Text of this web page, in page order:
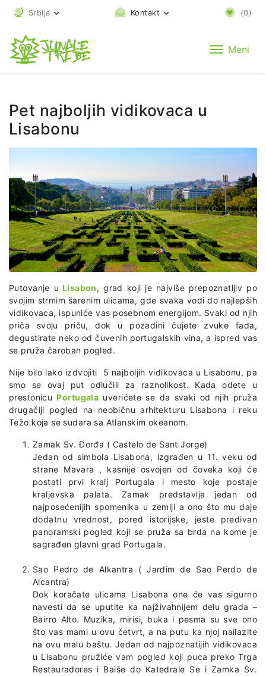
Srbija Kontakt (0)
Meni
Pet najboljih vidikovaca u
Lisabonu
Putovanje u Lisabon, grad koji je najviše prepoznatljiv po
svojim strmim šarenim ulicama, gde svaka vodi do najlepših
vidikovaca, ispuniće vas posebnom energijom. Svaki od njih
priča svoju priču, dok u pozadini čujete zvuke fada,
degustirate neko od čuvenih portugalskih vina, a ispred vas
se pruža čaroban pogled.
Nije bilo lako izdvojiti 5 najboljih vidikovaca u Lisabonu, pa
smo se ovaj put odlučili za raznolikost. Kada odete u
prestonicuPortugala uverićete se da svaki od njih pruža
drugačiji pogled na neobičnu arhitekturu Lisabona i reku
Težo koja se sudara sa Atlanskim okeanom.
Zamak Sv. Đorđa ( Castelo de Sant Jorge)
Jedan od simbola Lisabona, izgrađen u 11. veku od
strane Mavara , kasnije osvojen od čoveka koji će
postati prvi kralj Portugala i mesto koje postaje
kraljevska palata. Zamak predstavlja jedan od
najposećenijih spomenika u zemlji a ono što mu daje
dodatnu vrednost, pored istorijske, jeste predivan
panoramski pogled koji se pruža sa brda na kome je
sagrađen glavni grad Portugala.
Sao Pedro de Alkantra ( Jardim de Sao Perdo de
Alcantra)
Dok koračate ulicama Lisabona one će vas sigurno
navesti da se uputite ka najživahnijem delu grada –
Bairro Alto. Muzika, mirisi, buka i pesma su sve ono
što vas mami u ovu četvrt, a na putu ka njoj nailazite
na ovu malu baštu. Jedan od najpoznatijih vidikovaca
u Lisabonu pružiće vam pogled koji puca preko Trga
Restauradores i Baiše do Katedrale Se i Zamka Sv.